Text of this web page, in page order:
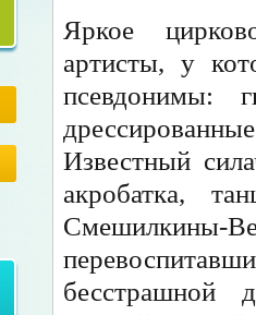
Яркое
артисты, у
псевдонимы:
Известный
акробатка,
бесстрашной